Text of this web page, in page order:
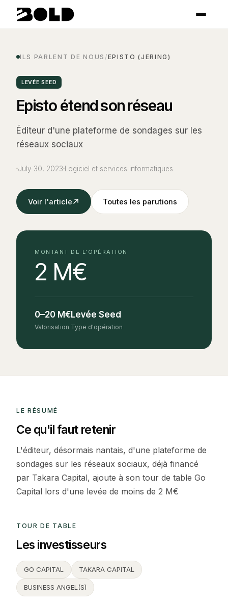
ILS PARLENT DE NOUS /EPISTO (JERING)
LEVÉE SEED
Episto étend son réseau
Éditeur d'une plateforme de sondages sur les
réseaux sociaux
July 30, 2023 Logiciel et services informatiques
Voir l'article Toutes les parutions
MONTANT DE L'OPÉRATION
2 M€
0–20 M€
Valorisation
Levée Seed
Type d'opération
LE RÉSUMÉ
Ce qu'il faut retenir
L'éditeur, désormais nantais, d'une plateforme de
sondages sur les réseaux sociaux, déjà financé
par Takara Capital, ajoute à son tour de table Go
Capital lors d'une levée de moins de 2 M€
TOUR DE TABLE
Les investisseurs
GO CAPITAL TAKARA CAPITAL
BUSINESS ANGEL(S)